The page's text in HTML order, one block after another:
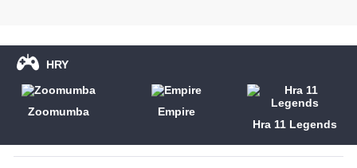
HRY
Zoomumba
Empire
Hra 11 Legends